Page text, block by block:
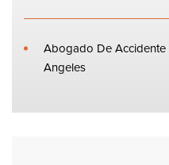
Abogado De Accidente
Angeles